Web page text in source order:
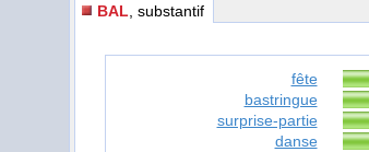
BAL , substantif
fête
bastringue
surprise-partie
danse